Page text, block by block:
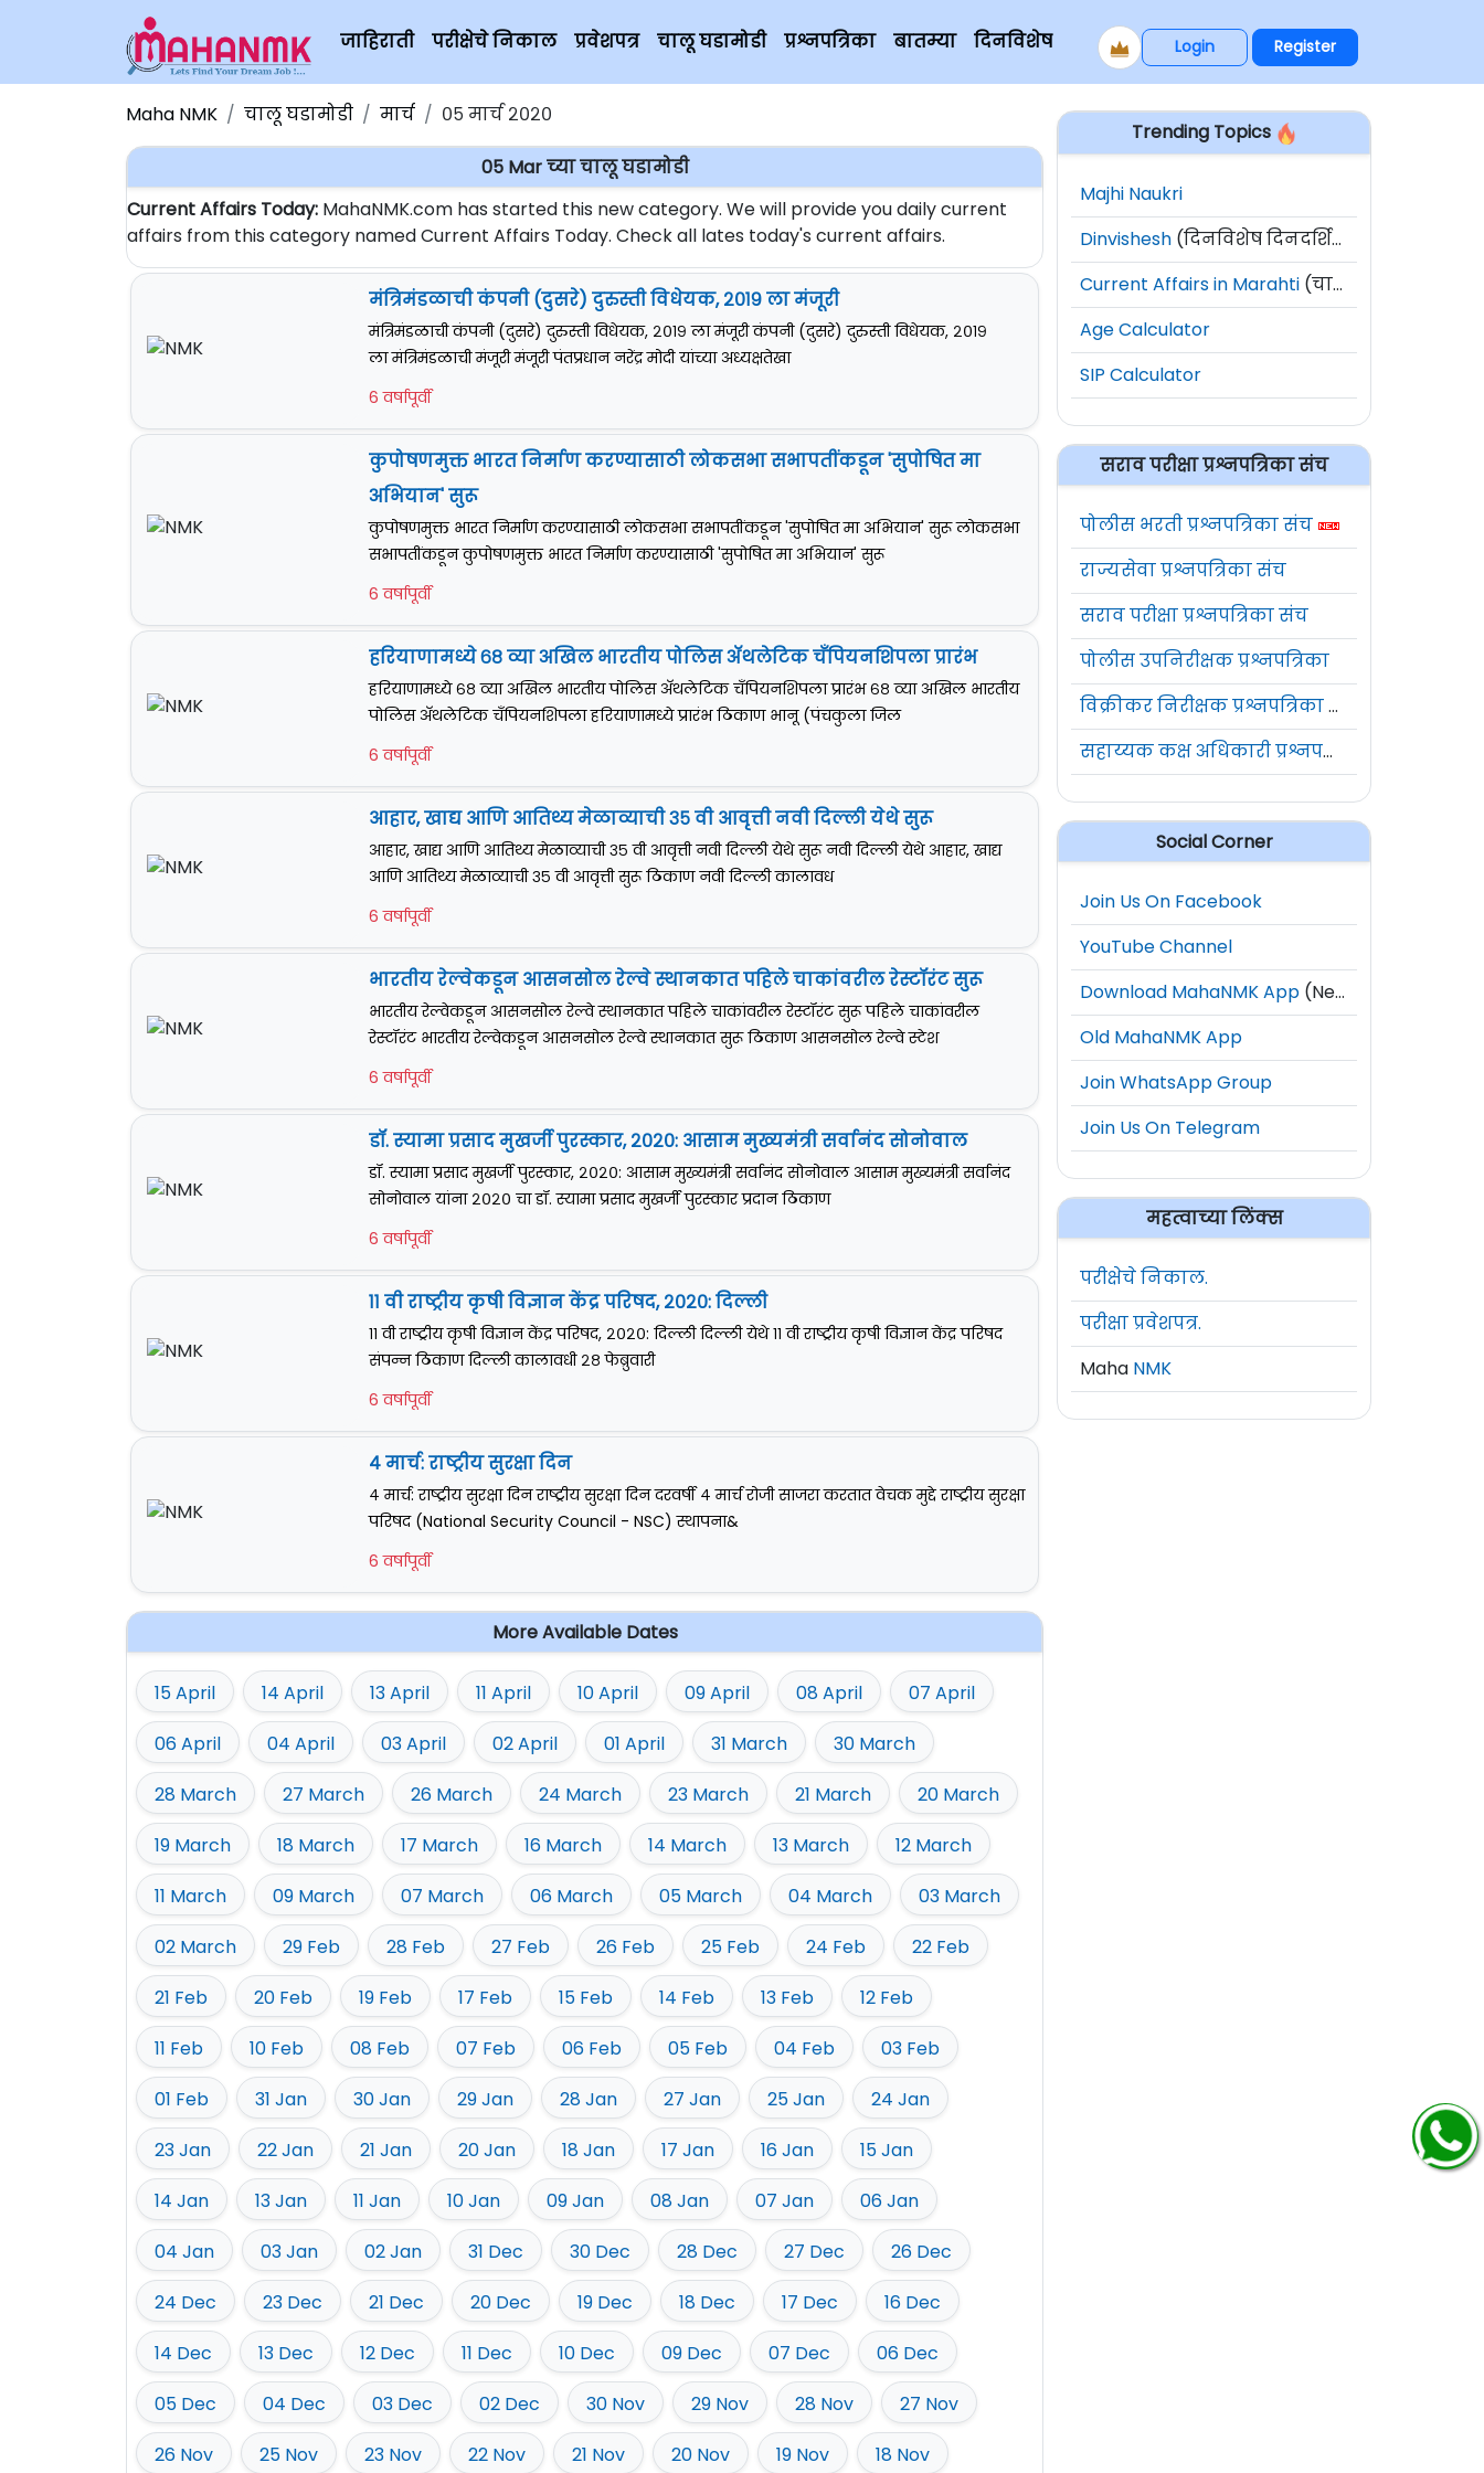
जाहिराती परीक्षेचे निकाल प्रवेशपत्र चालू घडामोडी प्रश्नपत्रिका बातम्या दिनविशेष Login Register
Maha NMK चालू घडामोडी मार्च ०५ मार्च २०२०
05 Mar च्या चालू घडामोडी
Current Affairs Today: MahaNMK.com has started this new category. We will provide you daily current
affairs from this category named Current Affairs Today. Check all lates today's current affairs.
मंत्रिमंडळाची कंपनी (दुसरे) दुरुस्ती विधेयक, २०१९ ला मंजूरी
मंत्रिमंडळाची कंपनी (दुसरे) दुरुस्ती विधेयक, २०१९ ला मंजूरी कंपनी (दुसरे) दुरुस्ती विधेयक, २०१९
ला मंत्रिमंडळाची मंजूरी मंजूरी पंतप्रधान नरेंद्र मोदी यांच्या अध्यक्षतेखा
6 वर्षापूर्वी
कुपोषणमुक्त भारत निर्माण करण्यासाठी लोकसभा सभापतींकडून 'सुपोषित मा
अभियान' सुरू
कुपोषणमुक्त भारत निर्माण करण्यासाठी लोकसभा सभापतींकडून 'सुपोषित मा अभियान' सुरू लोकसभा
सभापतींकडून कुपोषणमुक्त भारत निर्माण करण्यासाठी 'सुपोषित मा अभियान' सुरू
6 वर्षापूर्वी
हरियाणामध्ये ६८ व्या अखिल भारतीय पोलिस अ‍ॅथलेटिक चँपियनशिपला प्रारंभ
हरियाणामध्ये ६८ व्या अखिल भारतीय पोलिस अ‍ॅथलेटिक चँपियनशिपला प्रारंभ ६८ व्या अखिल भारतीय
पोलिस अ‍ॅथलेटिक चँपियनशिपला हरियाणामध्ये प्रारंभ ठिकाण भानू (पंचकुला जिल
6 वर्षापूर्वी
आहार, खाद्य आणि आतिथ्य मेळाव्याची ३५ वी आवृत्ती नवी दिल्ली येथे सुरू
आहार, खाद्य आणि आतिथ्य मेळाव्याची ३५ वी आवृत्ती नवी दिल्ली येथे सुरू नवी दिल्ली येथे आहार, खाद्य
आणि आतिथ्य मेळाव्याची ३५ वी आवृत्ती सुरू ठिकाण नवी दिल्ली कालावध
6 वर्षापूर्वी
भारतीय रेल्वेकडून आसनसोल रेल्वे स्थानकात पहिले चाकांवरील रेस्टॉरंट सुरू
भारतीय रेल्वेकडून आसनसोल रेल्वे स्थानकात पहिले चाकांवरील रेस्टॉरंट सुरू पहिले चाकांवरील
रेस्टॉरंट भारतीय रेल्वेकडून आसनसोल रेल्वे स्थानकात सुरू ठिकाण आसनसोल रेल्वे स्टेश
6 वर्षापूर्वी
डॉ. स्यामा प्रसाद मुखर्जी पुरस्कार, २०२०: आसाम मुख्यमंत्री सर्वानंद सोनोवाल
डॉ. स्यामा प्रसाद मुखर्जी पुरस्कार, २०२०: आसाम मुख्यमंत्री सर्वानंद सोनोवाल आसाम मुख्यमंत्री सर्वानंद
सोनोवाल यांना २०२० चा डॉ. स्यामा प्रसाद मुखर्जी पुरस्कार प्रदान ठिकाण
6 वर्षापूर्वी
११ वी राष्ट्रीय कृषी विज्ञान केंद्र परिषद, २०२०: दिल्ली
११ वी राष्ट्रीय कृषी विज्ञान केंद्र परिषद, २०२०: दिल्ली दिल्ली येथे ११ वी राष्ट्रीय कृषी विज्ञान केंद्र परिषद
संपन्न ठिकाण दिल्ली कालावधी २८ फेब्रुवारी
6 वर्षापूर्वी
४ मार्च: राष्ट्रीय सुरक्षा दिन
४ मार्च: राष्ट्रीय सुरक्षा दिन राष्ट्रीय सुरक्षा दिन दरवर्षी ४ मार्च रोजी साजरा करतात वेचक मुद्दे राष्ट्रीय सुरक्षा
परिषद (National Security Council - NSC) स्थापना&
6 वर्षापूर्वी
More Available Dates
15 April 14 April 13 April 11 April 10 April 09 April 08 April
07 April
06 April
04 April 03 April 02 April 01 April 31 March
30 March
28 March
27 March 26 March 24 March 23 March 21 March
20 March
19 March
18 March 17 March 16 March 14 March 13 March
12 March
11 March
09 March 07 March 06 March 05 March 04 March
03 March
02 March
29 Feb 28 Feb 27 Feb 26 Feb 25 Feb 24 Feb
22 Feb
21 Feb
20 Feb 19 Feb 17 Feb 15 Feb 14 Feb 13 Feb
12 Feb
11 Feb
10 Feb 08 Feb 07 Feb 06 Feb 05 Feb 04 Feb
03 Feb
01 Feb
31 Jan 30 Jan 29 Jan 28 Jan 27 Jan 25 Jan
24 Jan
23 Jan
22 Jan 21 Jan 20 Jan 18 Jan 17 Jan 16 Jan
15 Jan
14 Jan
13 Jan 11 Jan 10 Jan 09 Jan 08 Jan 07 Jan
06 Jan
04 Jan
03 Jan 02 Jan 31 Dec 30 Dec 28 Dec 27 Dec
26 Dec
24 Dec
23 Dec 21 Dec 20 Dec 19 Dec 18 Dec 17 Dec
16 Dec
14 Dec
13 Dec 12 Dec 11 Dec 10 Dec 09 Dec 07 Dec
06 Dec
05 Dec
04 Dec 03 Dec 02 Dec 30 Nov 29 Nov 28 Nov
27 Nov
26 Nov
25 Nov 23 Nov 22 Nov 21 Nov 20 Nov 19 Nov 18 Nov
Trending Topics
Majhi Naukri
Dinvishesh (दिनविशेष दिनदर्शिका)
Current Affairs in Marahti (चालू घडामोडी)
Age Calculator
SIP Calculator
सराव परीक्षा प्रश्नपत्रिका संच
पोलीस भरती प्रश्नपत्रिका संच
राज्यसेवा प्रश्नपत्रिका संच
सराव परीक्षा प्रश्नपत्रिका संच
पोलीस उपनिरीक्षक प्रश्नपत्रिका
विक्रीकर निरीक्षक प्रश्नपत्रिका संच
सहाय्यक कक्ष अधिकारी प्रश्नपत्रिका संच
Social Corner
Join Us On Facebook
YouTube Channel
Download MahaNMK App (New)
Old MahaNMK App
Join WhatsApp Group
Join Us On Telegram
महत्वाच्या लिंक्स
परीक्षेचे निकाल.
परीक्षा प्रवेशपत्र.
Maha NMK